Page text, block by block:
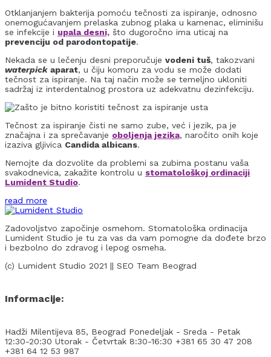
Otklanjanjem bakterija pomoću tečnosti za ispiranje, odnosno
onemogućavanjem prelaska zubnog plaka u kamenac, eliminišu
se infekcije i upala desni, što dugoročno ima uticaj na
prevenciju od parodontopatije.
Nekada se u lečenju desni preporučuje vodeni tuš, takozvani
waterpick aparat, u čiju komoru za vodu se može dodati
tečnost za ispiranje. Na taj način može se temeljno ukloniti
sadržaj iz interdentalnog prostora uz adekvatnu dezinfekciju.
Tečnost za ispiranje čisti ne samo zube, već i jezik, pa je
značajna i za sprečavanje oboljenja jezika, naročito onih koje
izaziva gljivica Candida albicans.
Nemojte da dozvolite da problemi sa zubima postanu vaša
svakodnevica, zakažite kontrolu u stomatološkoj ordinaciji
Lumident Studio.
read more
Zadovoljstvo započinje osmehom. Stomatološka ordinacija
Lumident Studio je tu za vas da vam pomogne da dođete brzo
i bezbolno do zdravog i lepog osmeha.
(c) Lumident Studio 2021 || SEO Team Beograd
Informacije:
Hadži Milentijeva 85, Beograd Ponedeljak - Sreda - Petak
12:30-20:30 Utorak - Četvrtak 8:30-16:30 +381 65 30 47 208
+381 64 12 53 987